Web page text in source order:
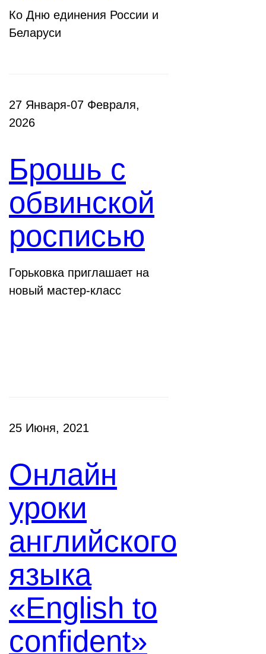
Ко Дню единения России и
Беларуси
27 Января-07 Февраля,
2026
Брошь с
обвинской
росписью
Горьковка приглашает на
новый мастер-класс
25 Июня, 2021
Онлайн
уроки
английского
языка
«English to
confident»